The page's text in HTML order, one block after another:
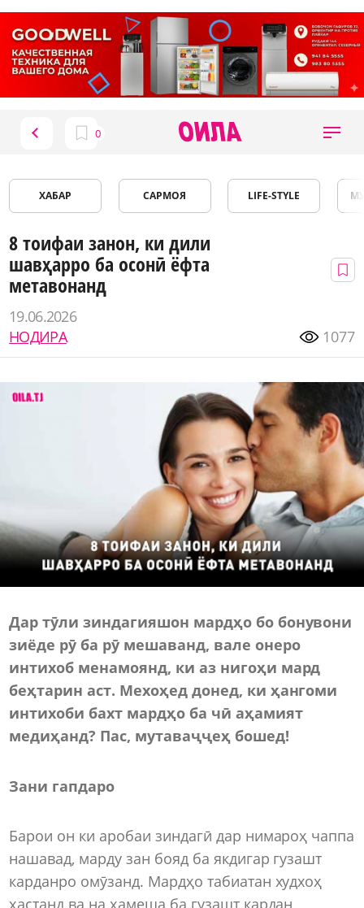
ХАБАР САРМОЯ LIFE-STYLE
8 тоифаи занон, ки дили
шавҳарро ба осонӣ ёфта
метавонанд
19.06.2026
НОДИРА
1077
Дар тӯли зиндагияшон мардҳо бо бонувони
зиёде рӯ ба рӯ мешаванд, вале онеро
интихоб менамоянд, ки аз нигоҳи мард
беҳтарин аст. Мехоҳед донед, ки ҳангоми
интихоби бахт мардҳо ба чӣ аҳамият
медиҳанд? Пас, мутаваҷҷеҳ бошед!
Зани гапдаро
Барои он ки аробаи зиндагӣ дар нимароҳ чаппа
нашавад, марду зан бояд ба якдигар гузашт
карданро омӯзанд. Мардҳо табиатан худхоҳ
ҳастанд ва на ҳамеша ба гузашт кардан